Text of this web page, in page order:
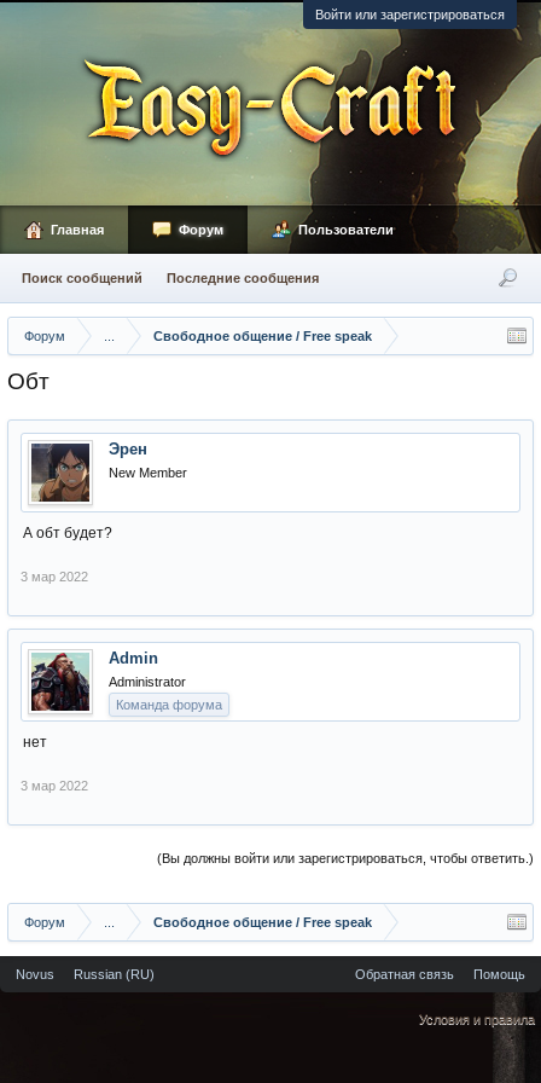
Войти или зарегистрироваться
Форум Свободное общение / Free speak
Обт
Эрен
New Member
А обт будет?
3 мар 2022
Admin
Administrator
Команда форума
нет
3 мар 2022
(Вы должны войти или зарегистрироваться, чтобы ответить.)
Форум Свободное общение / Free speak
Главная Форум
Поиск сообщений Последние сообщения
Пользователи
Novus Russian (RU) Обратная связь Помощь
Условия и правила